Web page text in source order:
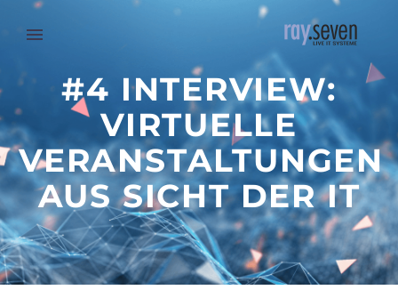
#4 INTERVIEW:
VIRTUELLE
VERANSTALTUNGEN
AUS SICHT DER IT